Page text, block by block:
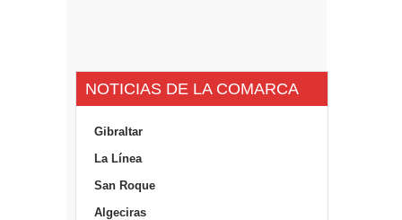
NOTICIAS DE LA COMARCA
Gibraltar
La Línea
San Roque
Algeciras